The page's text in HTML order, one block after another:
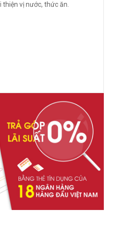
vị nước, thức ăn.
về nước uống ngay đều